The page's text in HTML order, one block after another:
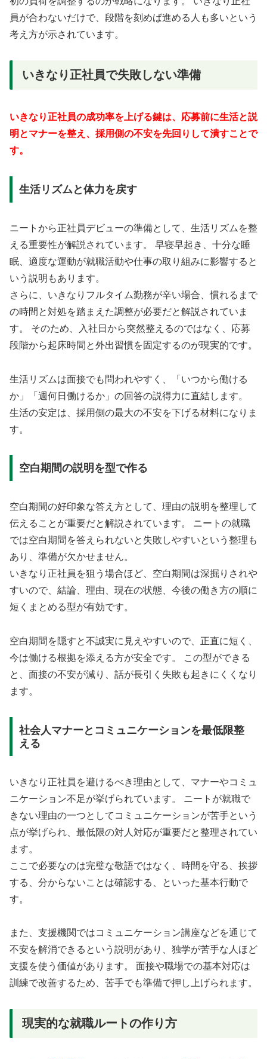
員が合わないだけで、段階を刻めば進める人も多いという
考え方が示されています。
いきなり正社員で失敗しない準備
いきなり正社員の成功率を上げる鍵は、応募前に生活と説
明とマナーを整え、採用側の不安を先回りして潰すことで
す。
生活リズムと体力を戻す
ニートから正社員デビューの準備として、生活リズムを整
える重要性が解説されています。 早寝早起き、十分な睡
眠、適度な運動が就職活動や仕事の取り組みに影響すると
いう説明もあります。
さらに、いきなりフルタイム勤務が辛い場合、慣れるまで
の時間と対処を踏まえた調整が必要だと解説されていま
す。 そのため、入社日から突然整えるのではなく、応募
段階から起床時間と外出習慣を固定するのが現実的です。
生活リズムは面接でも問われやすく、「いつから働ける
か」「週何日働けるか」の回答の説得力に直結します。
生活の安定は、採用側の最大の不安を下げる材料になりま
す。
空白期間の説明を型で作る
空白期間の好印象な答え方として、理由の説明を整理して
伝えることが重要だと解説されています。 ニートの就職
では空白期間を答えられないと失敗しやすいという整理も
あり、準備が欠かせません。
いきなり正社員を狙う場合ほど、空白期間は深掘りされや
すいので、結論、理由、現在の状態、今後の働き方の順に
短くまとめる型が有効です。
空白期間を隠すと不誠実に見えやすいので、正直に短く、
今は働ける根拠を添える方が安全です。 この型ができる
と、面接の不安が減り、話が長引く失敗も起きにくくなり
ます。
社会人マナーとコミュニケーションを最低限整
える
いきなり正社員を避けるべき理由として、マナーやコミュ
ニケーション不足が挙げられています。 ニートが就職で
きない理由の一つとしてコミュニケーションが苦手という
点が挙げられ、最低限の対人対応が重要だと整理されてい
ます。
ここで必要なのは完璧な敬語ではなく、時間を守る、挨拶
する、分からないことは確認する、といった基本行動で
す。
また、支援機関ではコミュニケーション講座などを通じて
不安を解消できるという説明があり、独学が苦手な人ほど
支援を使う価値があります。 面接や職場での基本対応は
訓練で改善するため、苦手でも準備で押し上げられます。
現実的な就職ルートの作り方